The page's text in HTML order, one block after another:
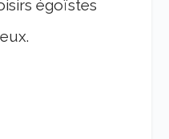
égoïstes